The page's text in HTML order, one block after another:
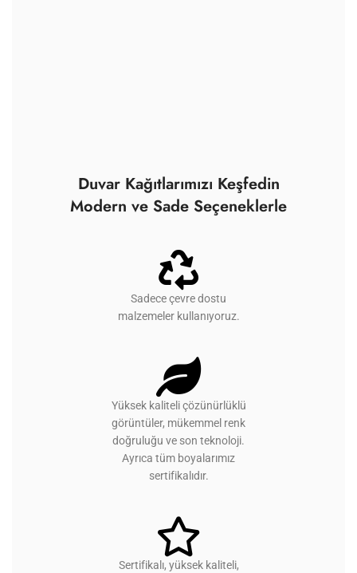
Duvar Kağıtlarımızı Keşfedin
Modern ve Sade Seçeneklerle
Sadece çevre dostu
malzemeler kullanıyoruz.
Yüksek kaliteli çözünürlüklü
görüntüler, mükemmel renk
doğruluğu ve son teknoloji.
Ayrıca tüm boyalarımız
sertifikalıdır.
Sertifikalı, yüksek kaliteli,